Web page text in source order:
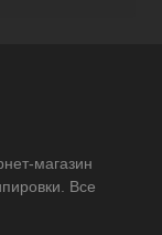
магазин
Все